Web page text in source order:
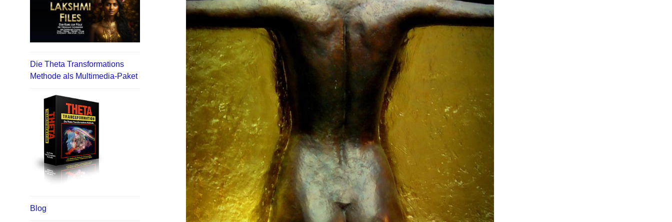
Die Theta Transformations
Methode als Multimedia-Paket
Blog